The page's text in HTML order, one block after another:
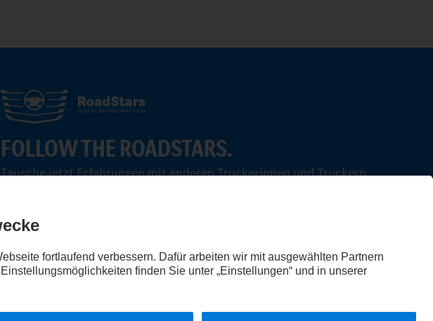
FOLLOW THE ROADSTARS.
Tausche jetzt Erfahrungen mit anderen Truckerinnen und Truckern